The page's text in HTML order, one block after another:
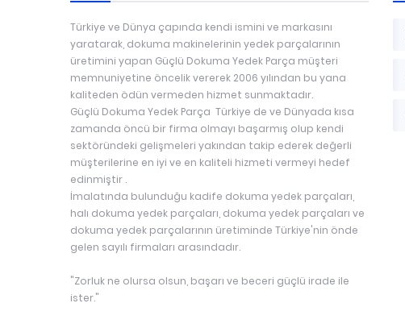
Türkiye ve Dünya çapında kendi ismini ve markasını
yaratarak, dokuma makinelerinin yedek parçalarının
üretimini yapan Güçlü Dokuma Yedek Parça müşteri
memnuniyetine öncelik vererek 2006 yılından bu yana
kaliteden ödün vermeden hizmet sunmaktadır.
Güçlü Dokuma Yedek Parça Türkiye de ve Dünyada kısa
zamanda öncü bir firma olmayı başarmış olup kendi
sektöründeki gelişmeleri yakından takip ederek değerli
müşterilerine en iyi ve en kaliteli hizmeti vermeyi hedef
edinmiştir .
İmalatında bulunduğu kadife dokuma yedek parçaları,
halı dokuma yedek parçaları, dokuma yedek parçaları ve
dokuma yedek parçalarının üretiminde Türkiye'nin önde
gelen sayılı firmaları arasındadır.
"Zorluk ne olursa olsun, başarı ve beceri güçlü irade ile
ister."